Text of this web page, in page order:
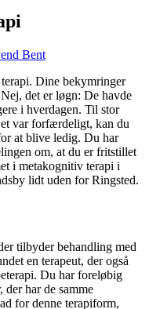
Bent
Dine bekymringer
det er løgn: De havde
i hverdagen. Til stor
var forfærdeligt, kan du
at blive ledig. Du har
om, at du er fritstillet
i metakognitiv terapi i
lidt uden for Ringsted.
tilbyder behandling med
en terapeut, der også
Du har foreløbig
der har de samme
for denne terapiform,